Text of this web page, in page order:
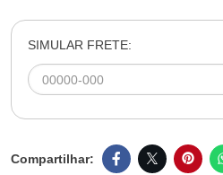
SIMULAR FRETE: